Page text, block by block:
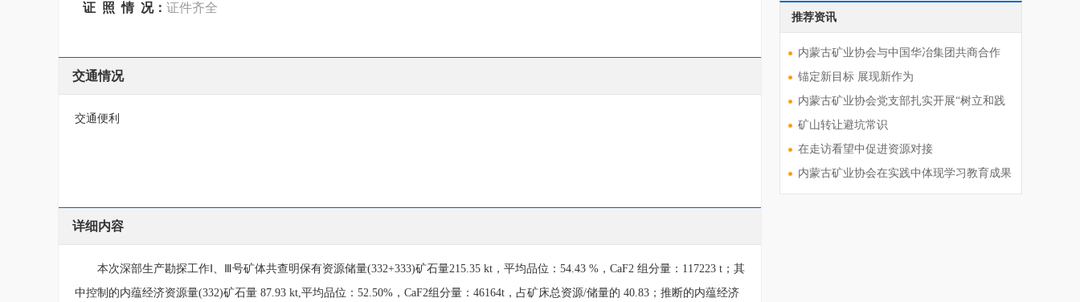
证 照 情 况： 证件齐全
交通情况
交通便利
详细内容
本次深部生产勘探工作Ⅰ、Ⅲ号矿体共查明保有资源储量(332+333)矿石量215.35 kt，平均品位：54.43 %，CaF2 组分量：117223 t；其
中控制的内蕴经济资源量(332)矿石量 87.93 kt,平均品位：52.50%，CaF2组分量：46164t，占矿床总资源/储量的 40.83；推断的内蕴经济
推荐资讯
内蒙古矿业协会与中国华冶集团共商合作
锚定新目标 展现新作为
内蒙古矿业协会党支部扎实开展“树立和践
矿山转让避坑常识
在走访看望中促进资源对接
内蒙古矿业协会在实践中体现学习教育成果